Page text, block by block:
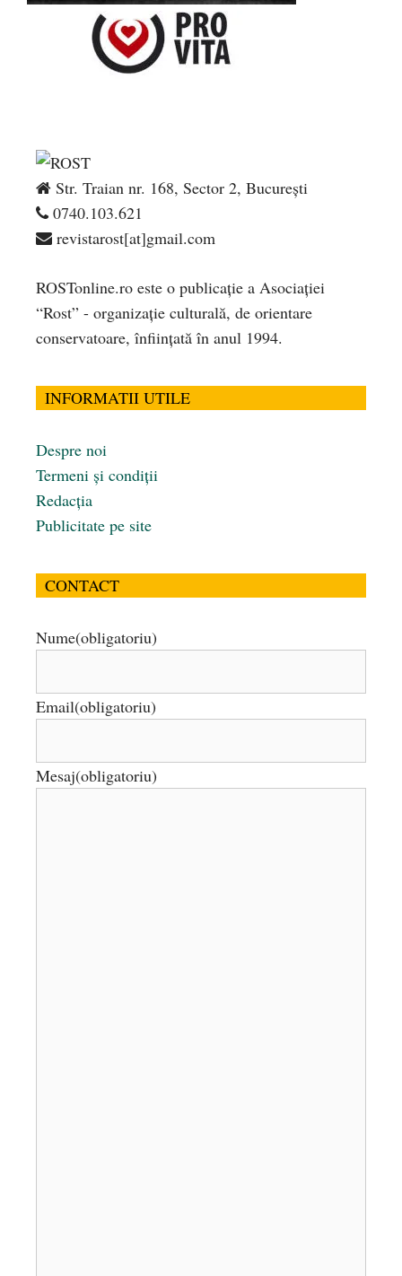
Str. Traian nr. 168, Sector 2, București
0740.103.621
revistarost[at]gmail.com
ROSTonline.ro este o publicaţie a Asociaţiei
“Rost” - organizaţie culturală, de orientare
conservatoare, înfiinţată în anul 1994.
INFORMATII UTILE
Despre noi
Termeni și condiții
Redacția
Publicitate pe site
CONTACT
Nume(obligatoriu)
Email(obligatoriu)
Mesaj(obligatoriu)